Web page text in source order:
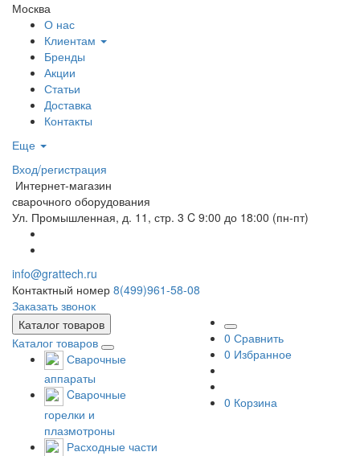
Москва
О нас
Клиентам
Бренды
Акции
Статьи
Доставка
Контакты
Еще
Вход/регистрация
Интернет-магазин
сварочного оборудования
Ул. Промышленная, д. 11, стр. 3 C 9:00 до 18:00 (пн-пт)
info@grattech.ru
Контактный номер 8(499)961-58-08
Заказать звонок
Каталог товаров
Каталог товаров
Сварочные
аппараты
Cварочные
горелки и
плазмотроны
Расходные части
0 Сравнить
0 Избранное
0 Корзина